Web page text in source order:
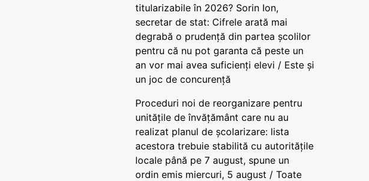
titularizabile în 2026? Sorin Ion,
secretar de stat: Cifrele arată mai
degrabă o prudență din partea școlilor
pentru că nu pot garanta că peste un
an vor mai avea suficienți elevi / Este și
un joc de concurență
Proceduri noi de reorganizare pentru
unitățile de învățământ care nu au
realizat planul de școlarizare: lista
acestora trebuie stabilită cu autoritățile
locale până pe 7 august, spune un
ordin emis miercuri, 5 august / Toate